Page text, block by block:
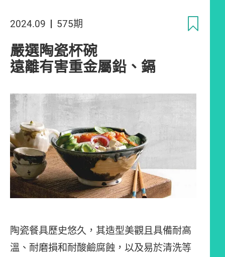
2024.09 575期
嚴選陶瓷杯碗
遠離有害重金屬鉛、鎘
陶瓷餐具歷史悠久，其造型美觀且具備耐高
溫、耐磨損和耐酸鹼腐蝕，以及易於清洗等